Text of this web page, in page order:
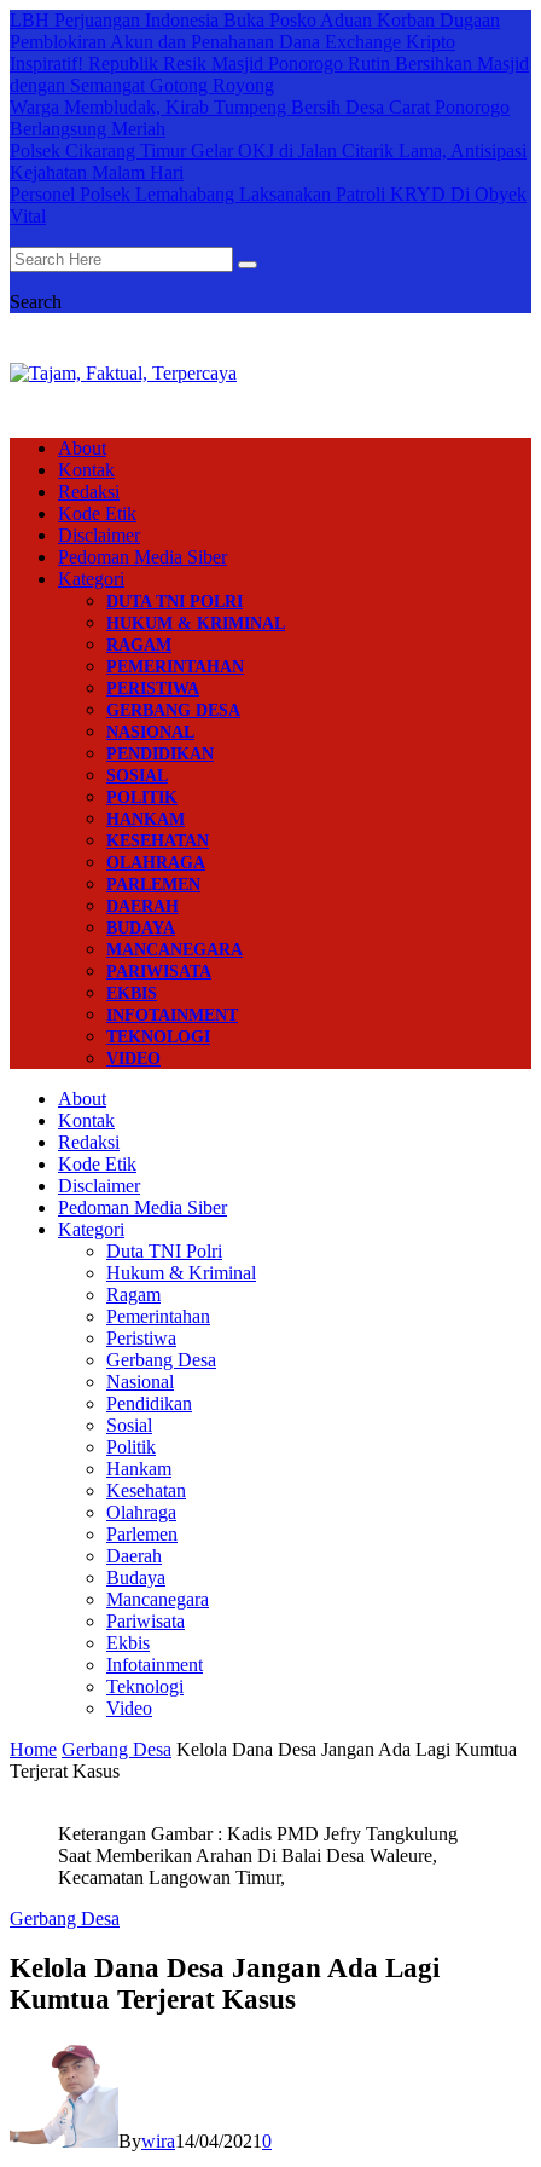
LBH Perjuangan Indonesia Buka Posko Aduan Korban Dugaan
Pemblokiran Akun dan Penahanan Dana Exchange Kripto
Inspiratif! Republik Resik Masjid Ponorogo Rutin Bersihkan Masjid
dengan Semangat Gotong Royong
Warga Membludak, Kirab Tumpeng Bersih Desa Carat Ponorogo
Berlangsung Meriah
Polsek Cikarang Timur Gelar OKJ di Jalan Citarik Lama, Antisipasi
Kejahatan Malam Hari
Personel Polsek Lemahabang Laksanakan Patroli KRYD Di Obyek
Vital
Search
About
Kontak
Redaksi
Kode Etik
Disclaimer
Pedoman Media Siber
Kategori
DUTA TNI POLRI
HUKUM & KRIMINAL
RAGAM
PEMERINTAHAN
PERISTIWA
GERBANG DESA
NASIONAL
PENDIDIKAN
SOSIAL
POLITIK
HANKAM
KESEHATAN
OLAHRAGA
PARLEMEN
DAERAH
BUDAYA
MANCANEGARA
PARIWISATA
EKBIS
INFOTAINMENT
TEKNOLOGI
VIDEO
About
Kontak
Redaksi
Kode Etik
Disclaimer
Pedoman Media Siber
Kategori
Duta TNI Polri
Hukum & Kriminal
Ragam
Pemerintahan
Peristiwa
Gerbang Desa
Nasional
Pendidikan
Sosial
Politik
Hankam
Kesehatan
Olahraga
Parlemen
Daerah
Budaya
Mancanegara
Pariwisata
Ekbis
Infotainment
Teknologi
Video
Home Gerbang Desa Kelola Dana Desa Jangan Ada Lagi Kumtua
Terjerat Kasus
Keterangan Gambar : Kadis PMD Jefry Tangkulung
Saat Memberikan Arahan Di Balai Desa Waleure,
Kecamatan Langowan Timur,
Gerbang Desa
Kelola Dana Desa Jangan Ada Lagi
Kumtua Terjerat Kasus
Bywira14/04/20210